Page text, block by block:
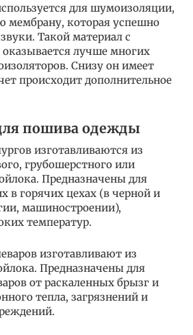
для шумоизоляции,
мембрану, которая успешно
Такой материал с
лучше многих
Снизу он имеет
происходит дополнительное
пошива одежды
изготавливаются из
грубошерстного или
Предназначены для
в горячих цехах (в черной и
машиностроении),
температур.
изготавливают из
Предназначены для
от раскаленных брызг и
тепла, загрязнений и